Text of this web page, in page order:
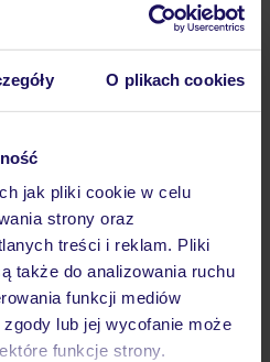
O plikach cookies
jak pliki cookie w celu
strony oraz
treści i reklam. Pliki
także do analizowania ruchu
funkcji mediów
lub jej wycofanie może
funkcje strony.
alkoholu
Dane Mondial Assistance
ochrony »
wybrać TUI?